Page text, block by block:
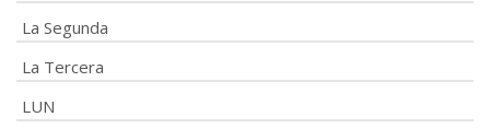
La Segunda
La Tercera
LUN